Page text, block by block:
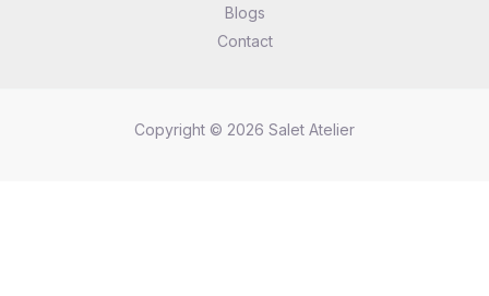
Blogs
Contact
Copyright © 2026 Salet Atelier